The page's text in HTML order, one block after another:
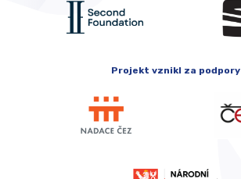
Projekt vznikl za podpory